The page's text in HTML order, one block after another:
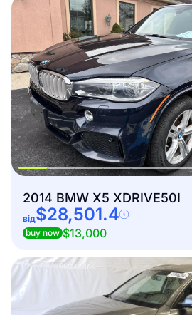
2014 BMW X5 XDRIVE50I
від$28,501.4
buy now $13,000